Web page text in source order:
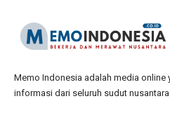
Memo Indonesia adalah media online
informasi dari seluruh sudut